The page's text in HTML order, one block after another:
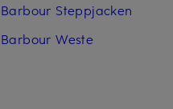
Barbour Steppjacken
Barbour Weste